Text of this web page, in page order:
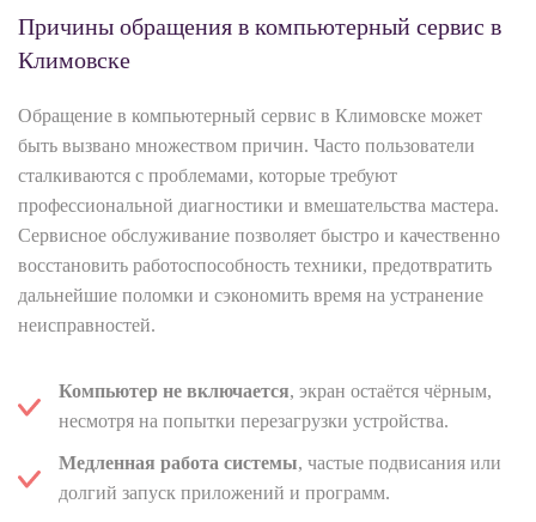
Причины обращения в компьютерный сервис в
Климовске
Обращение в компьютерный сервис в Климовске может
быть вызвано множеством причин. Часто пользователи
сталкиваются с проблемами, которые требуют
профессиональной диагностики и вмешательства мастера.
Сервисное обслуживание позволяет быстро и качественно
восстановить работоспособность техники, предотвратить
дальнейшие поломки и сэкономить время на устранение
неисправностей.
Компьютер не включается, экран остаётся чёрным,
несмотря на попытки перезагрузки устройства.
Медленная работа системы, частые подвисания или
долгий запуск приложений и программ.